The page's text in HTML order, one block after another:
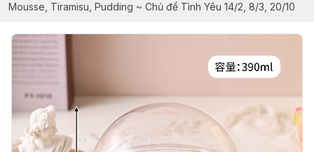
Mousse, Tiramisu, Pudding ~ Chủ để Tình Yêu 14/2, 8/3, 20/10